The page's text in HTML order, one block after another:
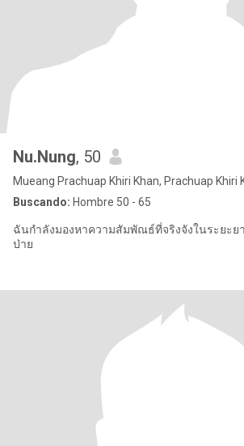
Nu.Nung, 50
Mueang Prachuap Khiri Khan, Prachuap Khiri
Buscando: Hombre 50 - 65
ฉันกำลังมองหาความสัมพัณธ์ที่จริงจังในระยะย
ป่าย